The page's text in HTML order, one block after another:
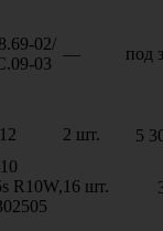
02/
03
— под
2 шт. 5
R10W,16 шт.